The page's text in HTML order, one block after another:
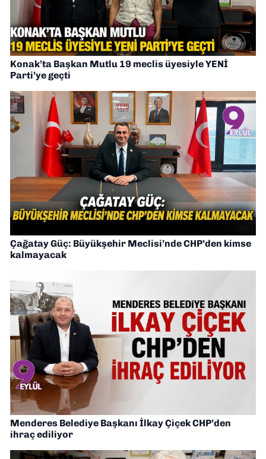
Konak’ta Başkan Mutlu 19 meclis üyesiyle YENİ
Parti’ye geçti
Çağatay Güç: Büyükşehir Meclisi’nde CHP’den kimse
kalmayacak
Menderes Belediye Başkanı İlkay Çiçek CHP’den
ihraç ediliyor